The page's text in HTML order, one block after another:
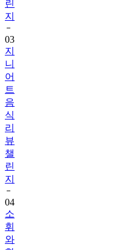
03
지
니
어
트
음
식
리
뷰
챌
린
지
04
소
휘
와
함
께